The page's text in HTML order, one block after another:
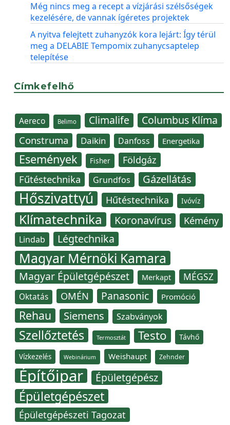
Még nincs meg a recept a vízjárási szélsőségek
kezelésére, de vannak ígéretes projektek
A nyitva felejtett zuhanyzók kora lejárt: Így térül
meg a DELABIE Tempomix zuhanycsaptelep
telepítése
Címkefelhő
Aereco Belimo Climalife Columbus Klíma
Construma Daikin Danfoss Energetika
Események Fisher Földgáz
Fűtéstechnika Grundfos Gázellátás
Hőszivattyú Hűtéstechnika Ivóvíz
Klímatechnika Koronavírus Kémény
Lindab Légtechnika
Magyar Mérnöki Kamara
Magyar Épületgépészet Merkapt MÉGSZ
Oktatás OMÉN Panasonic Promóció
Rehau Siemens Szabványok
Szellőztetés Termosztát Testo Távhő
Vízkezelés Webinárium Weishaupt Zehnder
Építőipar Épületgépész
Épületgépészet
Épületgépészeti Tagozat